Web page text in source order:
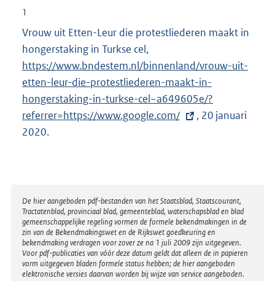
1
Vrouw uit Etten-Leur die protestliederen maakt in
hongerstaking in Turkse cel,
x
t
e
r
n
k
:
https://www.bndestem.nl/binnenland/vrouw-uit-
etten-leur-die-protestliederen-maakt-in-
hongerstaking-in-turkse-cel~a649605e/?
referrer=https://www.google.com/
, 20 januari
2020.
Disclaimer
De hier aangeboden pdf-bestanden van het Staatsblad, Staatscourant,
Tractatenblad, provinciaal blad, gemeenteblad, waterschapsblad en blad
gemeenschappelijke regeling vormen de formele bekendmakingen in de
zin van de Bekendmakingswet en de Rijkswet goedkeuring en
bekendmaking verdragen voor zover ze na 1 juli 2009 zijn uitgegeven.
Voor pdf-publicaties van vóór deze datum geldt dat alleen de in papieren
vorm uitgegeven bladen formele status hebben; de hier aangeboden
elektronische versies daarvan worden bij wijze van service aangeboden.